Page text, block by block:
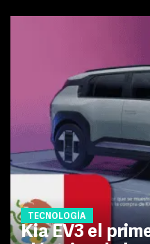
TECNOLOGÍA
Kia EV3 el